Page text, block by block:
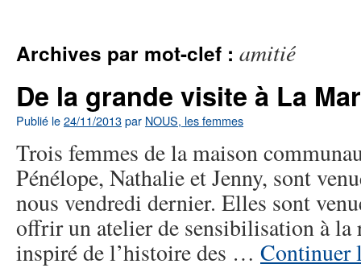
Archives par mot-clef : amitié
De la grande visite à La
Publié le24/11/2013par NOUS, les femmes
Trois femmes de la maison
Pénélope, Nathalie et Jenny, sont
nous vendredi dernier. Elles sont
offrir un atelier de sensibilisation à la
inspiré de l’histoire des … Continuer